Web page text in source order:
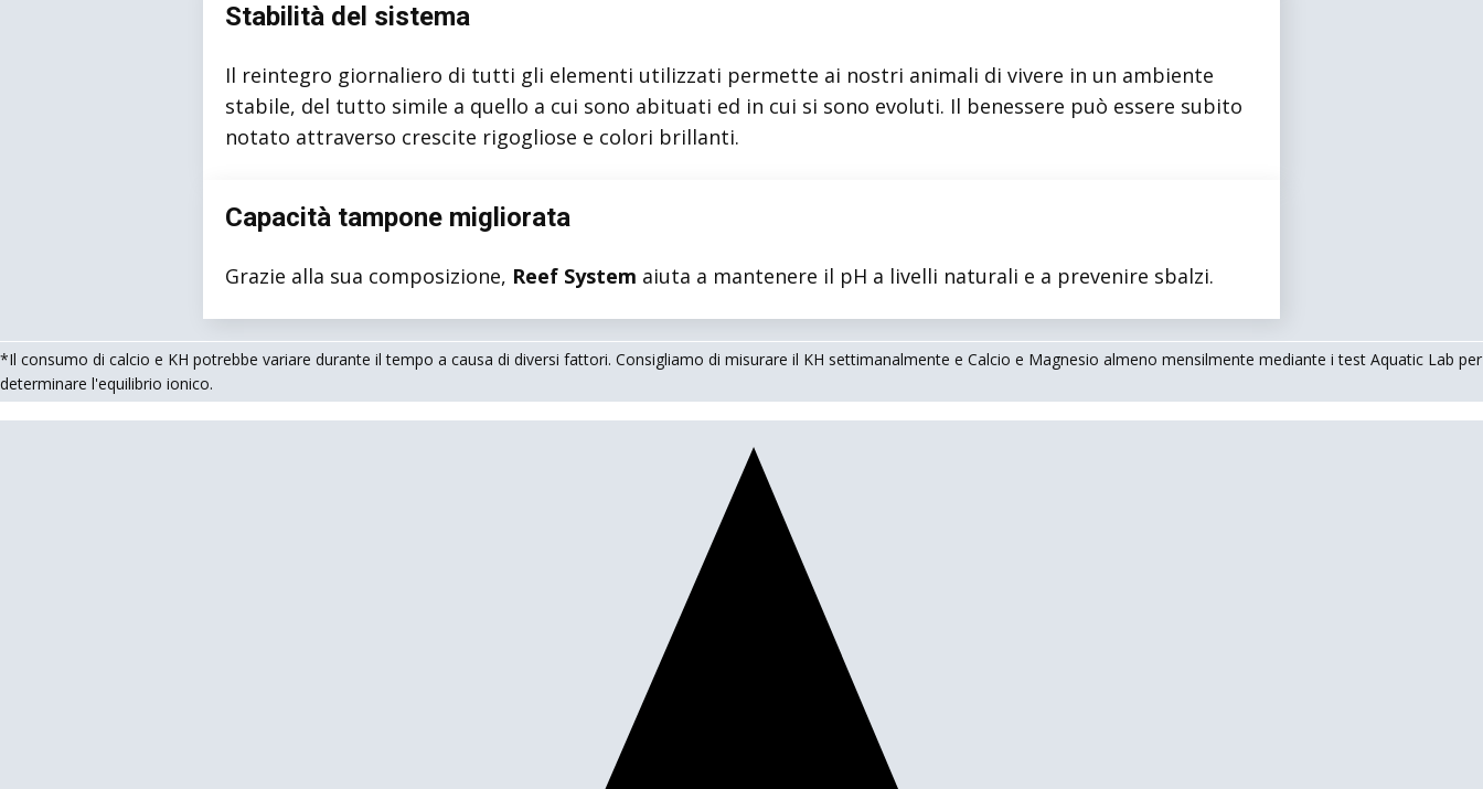
Stabilità del sistema
Il reintegro giornaliero di tutti gli elementi utilizzati permette ai nostri animali di vivere in un ambiente
stabile, del tutto simile a quello a cui sono abituati ed in cui si sono evoluti. Il benessere può essere subito
notato attraverso crescite rigogliose e colori brillanti.
Capacità tampone migliorata
Grazie alla sua composizione, Reef System aiuta a mantenere il pH a livelli naturali e a prevenire sbalzi.
*Il consumo di calcio e KH potrebbe variare durante il tempo a causa di diversi fattori. Consigliamo di misurare il KH settimanalmente e Calcio e Magnesio almeno mensilmente mediante i test Aquatic Lab per
determinare l'equilibrio ionico.